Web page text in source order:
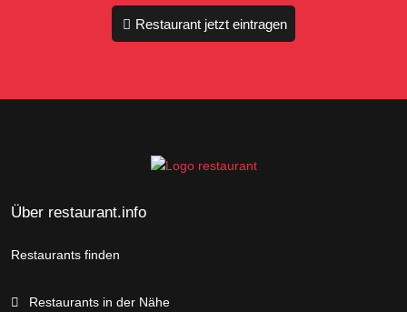
Restaurant jetzt eintragen
Über restaurant.info
Restaurants finden
Restaurants in der Nähe